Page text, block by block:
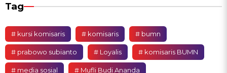
Tag
# kursi komisaris # komisaris # bumn
# prabowo subianto # Loyalis # komisaris BUMN
# media sosial # Mufli Budi Ananda